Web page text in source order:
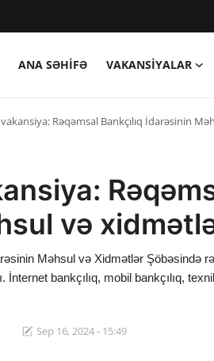
ANA SƏHIFƏ VAKANSIYALAR
Rəqəmsal Bankçılıq İdarəsinin
və
Məhsul və Xidmətlər Şöbəsində
bankçılıq, mobil bankçılıq,
Sep 16, 2024 - 15:49